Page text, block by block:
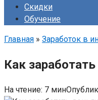
Скидки
Обучение
Главная » Заработок в
Как
На чтение: 7 мин